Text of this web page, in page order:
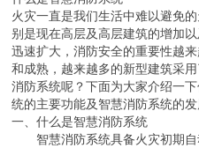
火灾一直是我们生活中难以避免
别是现在高层及高层建筑的增加
迅速扩大，消防安全的重要性越
和成熟，越来越多的新型建筑采
消防系统呢？下面为大家介绍一
统的主要功能及智慧消防系统的发
一、什么是智慧消防系统
智慧消防系统具备火灾初期自